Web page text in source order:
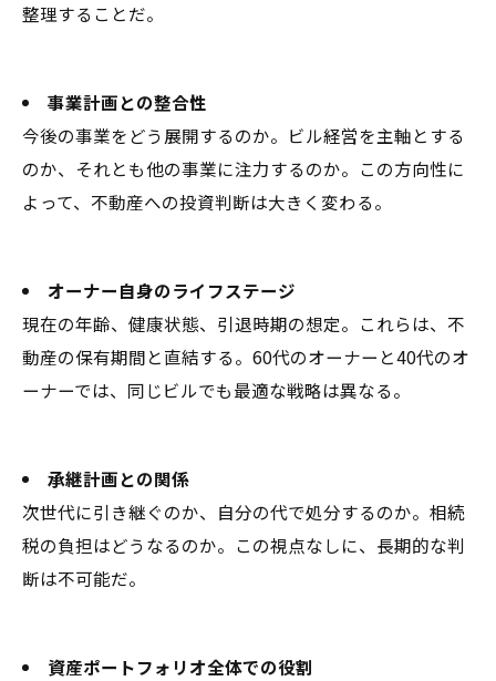
整理することだ。
事業計画との整合性
今後の事業をどう展開するのか。ビル経営を主軸とする
のか、それとも他の事業に注力するのか。この方向性に
よって、不動産への投資判断は大きく変わる。
オーナー自身のライフステージ
現在の年齢、健康状態、引退時期の想定――。これらは、不
動産の保有期間と直結する。60代のオーナーと40代のオ
ーナーでは、同じビルでも最適な戦略は異なる。
承継計画との関係
次世代に引き継ぐのか、自分の代で処分するのか。相続
税の負担はどうなるのか。この視点なしに、長期的な判
断は不可能だ。
資産ポートフォリオ全体での役割